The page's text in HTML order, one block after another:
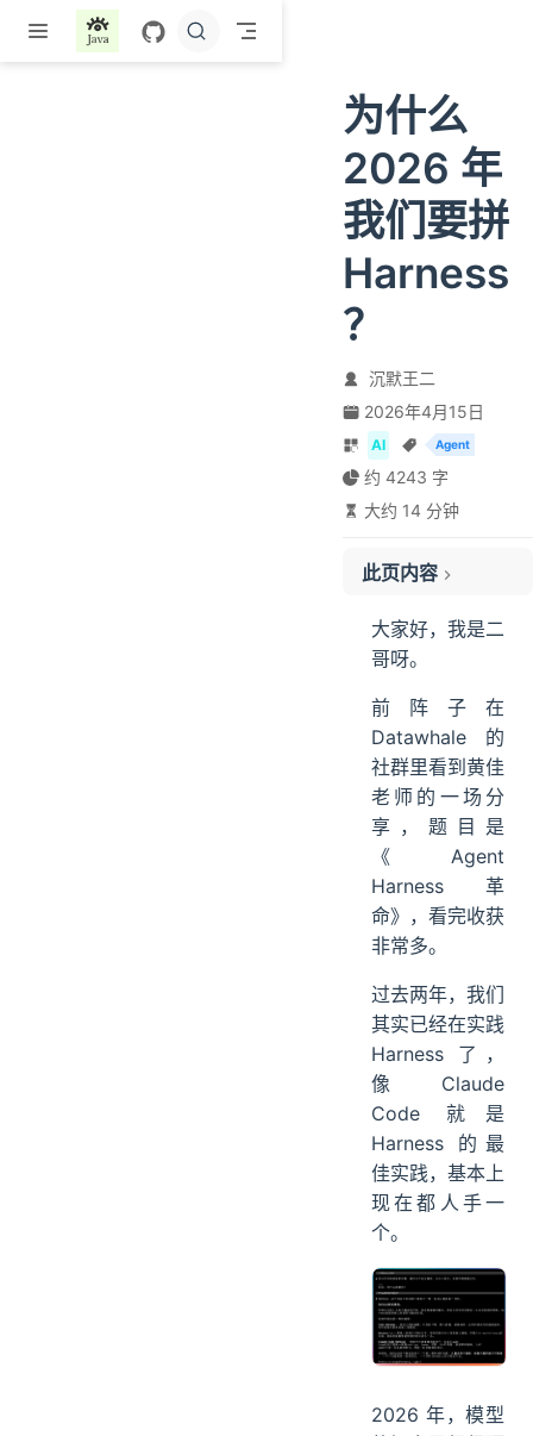
跳至主要內容
为什么
2026 年
我们要拼
Harness
？
沉默王二
2026年4月15日
AI Agent
约 4243 字
大约 14 分钟
此页内容
08、Agent 时代我们的出路是什么？
ending
大家好，我是二
哥呀。
前阵子在
Datawhale 的
社群里看到黄佳
老师的一场分
享，题目是
《Agent
Harness 革
命》，看完收获
非常多。
过去两年，我们
其实已经在实践
Harness 了，
像 Claude
Code 就是
Harness 的最
佳实践，基本上
现在都人手一
个。
2026 年，模型